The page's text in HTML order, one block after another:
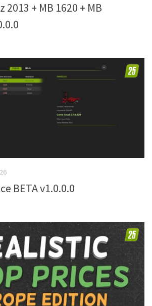
2013 + MB 1620 + MB
BETA v1.0.0.0